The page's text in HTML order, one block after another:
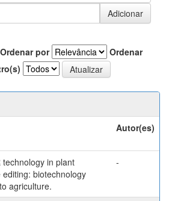
Ordenar por
Ordenar
Autor(es)
technology in plant
editing: biotechnology
agriculture.
-